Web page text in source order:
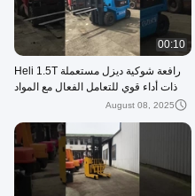
00:10
رافعة شوكية ديزل مستعملة Heli 1.5T
ذات أداء قوي للتعامل الفعال مع المواد
August 08, 2025